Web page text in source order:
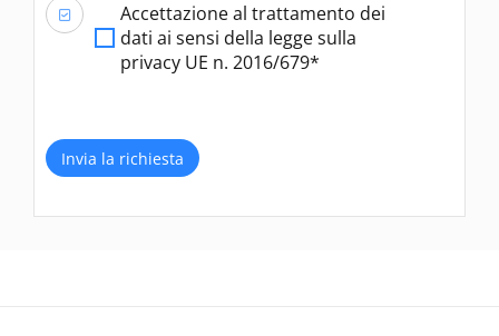
Accettazione al trattamento dei
dati ai sensi della legge sulla
privacy UE n. 2016/679*
Invia la richiesta